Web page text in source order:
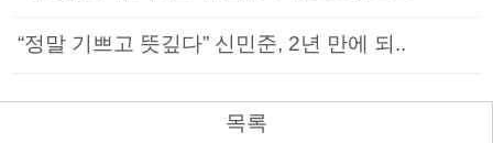
“정말 기쁘고 뜻깊다” 신민준, 2년 만에 되..
목록